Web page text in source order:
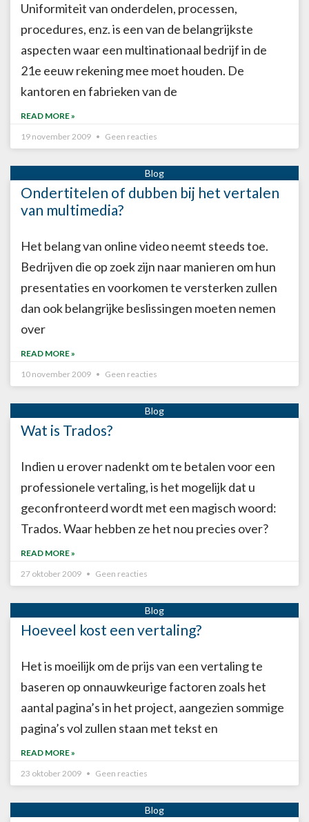
Uniformiteit van onderdelen, processen,
procedures, enz. is een van de belangrijkste
aspecten waar een multinationaal bedrijf in de
21e eeuw rekening mee moet houden. De
kantoren en fabrieken van de
READ MORE »
19 november 2009
Geen reacties
Ondertitelen of dubben bij het vertalen
van multimedia?
Het belang van online video neemt steeds toe.
Bedrijven die op zoek zijn naar manieren om hun
presentaties en voorkomen te versterken zullen
dan ook belangrijke beslissingen moeten nemen
over
READ MORE »
10 november 2009
Geen reacties
Wat is Trados?
Indien u erover nadenkt om te betalen voor een
professionele vertaling, is het mogelijk dat u
geconfronteerd wordt met een magisch woord:
Trados. Waar hebben ze het nou precies over?
READ MORE »
27 oktober 2009
Geen reacties
Hoeveel kost een vertaling?
Het is moeilijk om de prijs van een vertaling te
baseren op onnauwkeurige factoren zoals het
aantal pagina’s in het project, aangezien sommige
pagina’s vol zullen staan met tekst en
READ MORE »
23 oktober 2009
Geen reacties